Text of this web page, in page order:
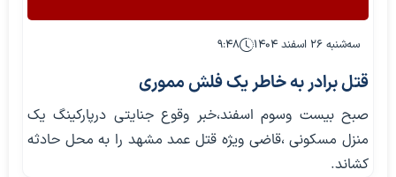
سه‌شنبه ۲۶ اسفند ۱۴۰۴ ۹:۴۸
قتل برادر به خاطر یک فلش مموری
صبح بیست وسوم اسفند،خبر وقوع جنایتی درپارکینگ یک
منزل مسکونی ،قاضی ویژه قتل عمد مشهد را به محل حادثه
کشاند.